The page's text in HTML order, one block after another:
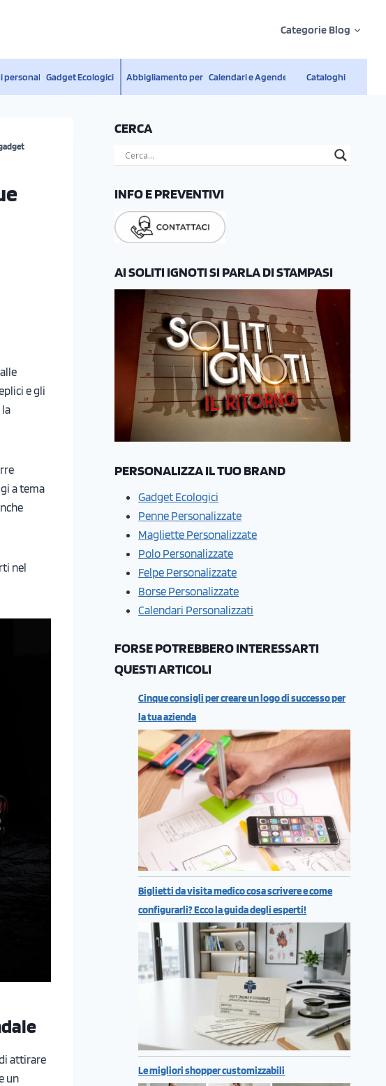
Categorie Blog
personalizzatiGadget Ecologici Abbigliamento personalizzato
Calendari e Agende Cataloghi
e gli
a tema
nel
attirare
un
CERCA
INFO E PREVENTIVI
AI SOLITI IGNOTI SI PARLA DI STAMPASI
PERSONALIZZA IL TUO BRAND
Gadget Ecologici
Penne Personalizzate
Magliette Personalizzate
Polo Personalizzate
Felpe Personalizzate
Borse Personalizzate
Calendari Personalizzati
FORSE POTREBBERO INTERESSARTI
QUESTI ARTICOLI
Cinque consigli per creare un logo di successo per
la tua azienda
Biglietti da visita medico cosa scrivere e come
configurarli? Ecco la guida degli esperti!
Le migliori shopper customizzabili